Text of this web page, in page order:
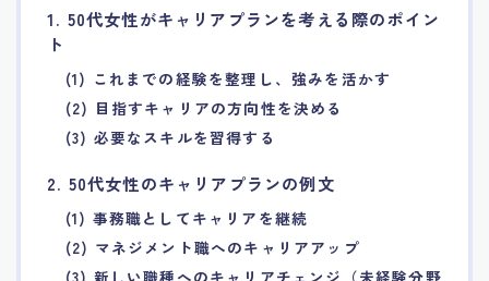
8.非公開求人の魅力
9.年代別の目標設定ポイント
11.転職相談で分かる自分の強み
1. 50代女性がキャリアプランを考える際のポイン
ト
(1) これまでの経験を整理し、強みを活かす
(2) 目指すキャリアの方向性を決める
(3) 必要なスキルを習得する
2. 50代女性のキャリアプランの例文
(1) 事務職としてキャリアを継続
(2) マネジメント職へのキャリアアップ
(3) 新しい職種へのキャリアチェンジ（未経験分野